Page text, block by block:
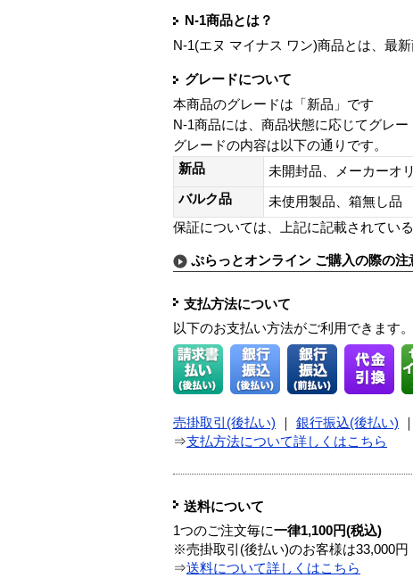
N-1商品とは？
N-1(エヌ マイナス ワン)商品とは、最
グレードについて
本商品のグレードは「新品」です
N-1商品には、商品状態に応じてグレー
グレードの内容は以下の通りです。
新品
未開封品、メーカーオ
バルク品
未使用製品、箱無し品
保証については、上記に記載されている
ぷらっとオンライン ご購入の際の注
支払方法について
以下のお支払い方法がご利用できます。
売掛取引(後払い) 銀行振込(後払い)
⇒支払方法について詳しくはこちら
送料について
1つのご注文毎に一律1,100円(税込)
※売掛取引(後払い)のお客様は33,000円
⇒送料について詳しくはこちら